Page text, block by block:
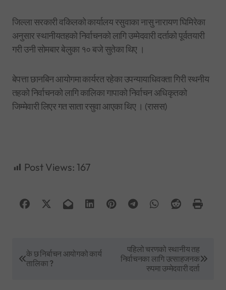
जिल्ला सरकारी वकिलको कार्यालय रसुवाका नासु नारायण घिमिरेका
अनुसार स्थानीयतहको निर्वाचनको लागि उम्मेदवारी दर्ताको पूर्वतयारी
गरी उनी सोमबार बेलुका १० बजे सुतेका थिए ।
बेपत्ता छानबिन आयोगमा कार्यरत रहेका उपन्यायाधिवक्ता गिरी स्थनीय
तहको निर्वाचनको लागि कालिका गापाको निर्वाचन अधिकृतको
जिम्मेवारी लिएर गत साता रसुवा आएका थिए । (रासस)
Post Views: 167
o
के छ निर्बाचन आयोगको कार्य
तालिका ?
पहिलो चरणको स्थानीय तह
निर्वाचनका लागि उत्साहजनक
रुपमा उम्मेदवारी दर्ता